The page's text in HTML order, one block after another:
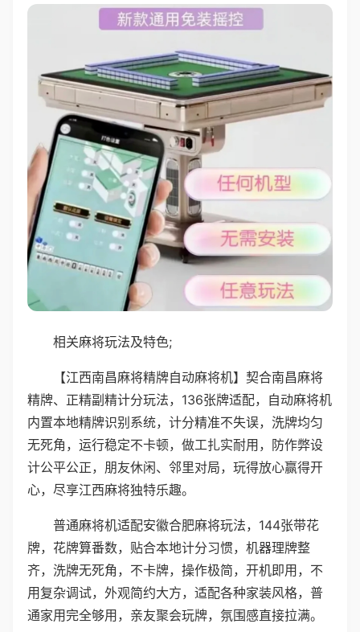
相关麻将玩法及特色;
【江西南昌麻将精牌自动麻将机】契合南昌麻将
精牌、正精副精计分玩法，136张牌适配，自动麻将机
内置本地精牌识别系统，计分精准不失误，洗牌均匀
无死角，运行稳定不卡顿，做工扎实耐用，防作弊设
计公平公正，朋友休闲、邻里对局，玩得放心赢得开
心，尽享江西麻将独特乐趣。
普通麻将机适配安徽合肥麻将玩法，144张带花
牌，花牌算番数，贴合本地计分习惯，机器理牌整
齐，洗牌无死角，不卡牌，操作极简，开机即用，不
用复杂调试，外观简约大方，适配各种家装风格，普
通家用完全够用，亲友聚会玩牌，氛围感直接拉满。